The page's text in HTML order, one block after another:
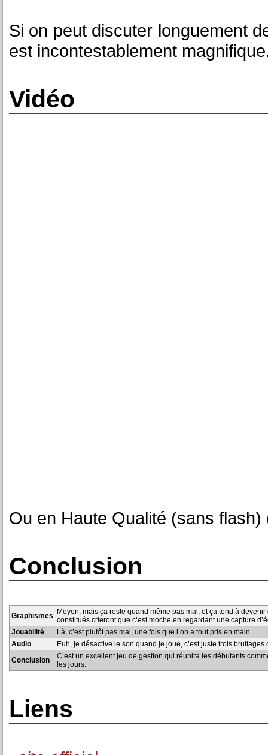
Si on peut discuter longuement
est incontestablement
Vidéo
Ou en Haute Qualité (sans
Conclusion
Graphismes Moyen, mais ça reste quand même pas mal, et ça tend à
constitués crieront que c’est moche en regardant une capture
Jouabilité
Là, c’est plutôt pas mal, une fois que l’on a tout pris en main.
Audio
Euh, je désactive le son quand je joue, c’est juste trois
Conclusion
C’est un excellent jeu de gestion qui réunira les débutants
les jours.
Liens